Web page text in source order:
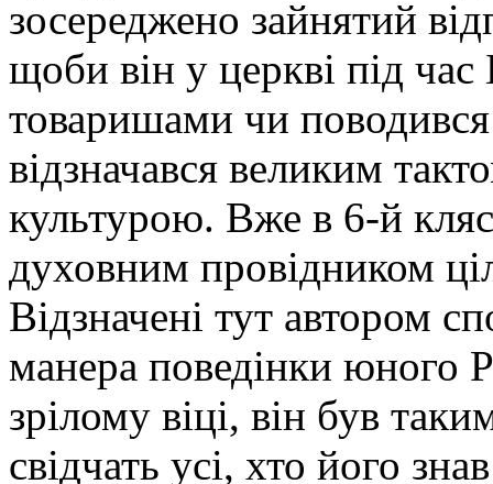
зосереджено зайнятий
щоби він у церкві під
товаришами чи
відзначався великим
культурою. Вже в 6-й
духовним провідником
Відзначені тут автором
манера поведінки юного
зрілому віці, він був
свідчать усі, хто його